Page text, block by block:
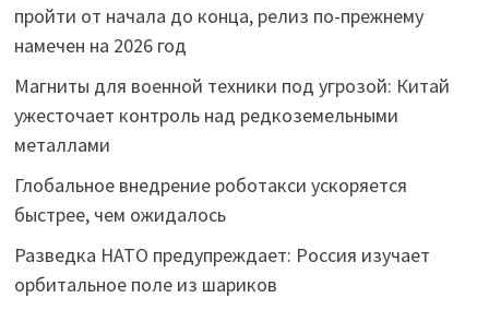
пройти от начала до конца, релиз по-прежнему
намечен на 2026 год
Магниты для военной техники под угрозой: Китай
ужесточает контроль над редкоземельными
металлами
Глобальное внедрение роботакси ускоряется
быстрее, чем ожидалось
Разведка НАТО предупреждает: Россия изучает
орбитальное поле из шариков